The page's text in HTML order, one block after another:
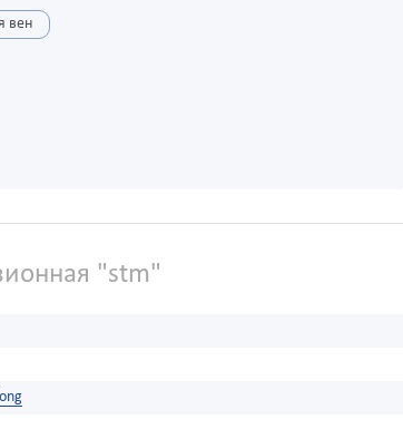
вен
"stm"